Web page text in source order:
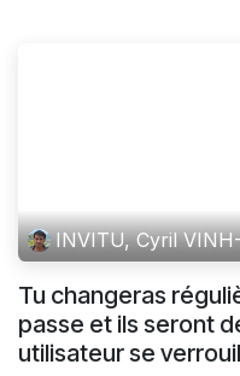
INVITU, Cyril
Tu changeras
passe et ils seront
utilisateur se